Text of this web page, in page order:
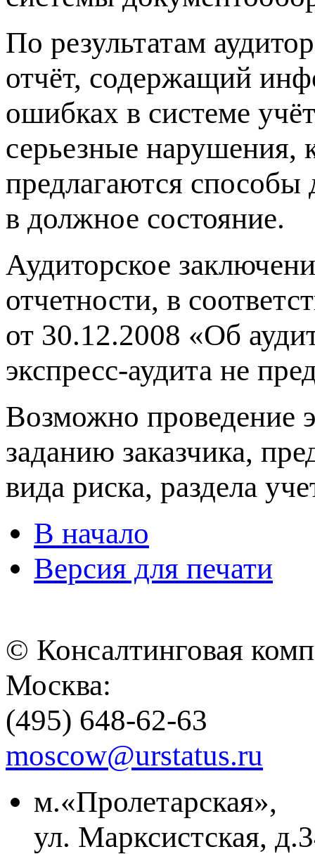
По результатам
отчёт, содержащий
ошибках в системе
серьезные нарушения,
предлагаются способы
в должное состояние.
Аудиторское
отчетности, в
от 30.12.2008 «Об
экспресс-аудита не
Возможно проведение
заданию заказчика,
вида риска, раздела
В начало
Версия для печати
© Консалтинговая
Москва:
(495) 648-62-63
moscow@urstatus.ru
м.«Пролетарская»,
ул. Марксистская,